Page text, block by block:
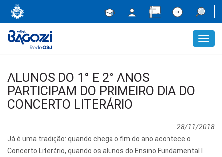
ALUNOS DO 1° E 2° ANOS
PARTICIPAM DO PRIMEIRO DIA DO
CONCERTO LITERÁRIO
28/11/2018
Já é uma tradição: quando chega o fim do ano acontece o
Concerto Literário, quando os alunos do Ensino Fundamental I